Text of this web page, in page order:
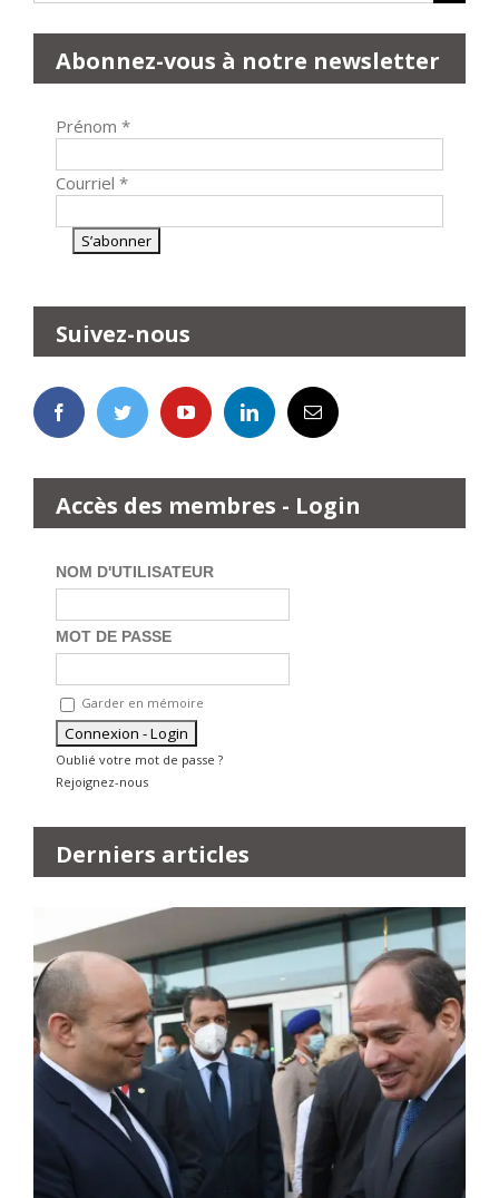
Abonnez-vous à notre newsletter
Prénom *
Courriel *
Suivez-nous
Accès des membres - Login
NOM D'UTILISATEUR
MOT DE PASSE
Garder en mémoire
Oublié votre mot de passe ?
Rejoignez-nous
Derniers articles